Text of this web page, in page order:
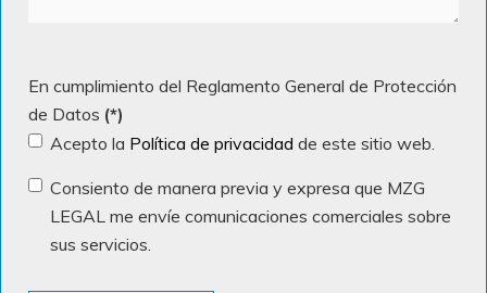
En cumplimiento del Reglamento General de Protección
de Datos (*)
Acepto la Política de privacidad de este sitio web.
Consiento de manera previa y expresa que MZG
LEGAL me envíe comunicaciones comerciales sobre
sus servicios.